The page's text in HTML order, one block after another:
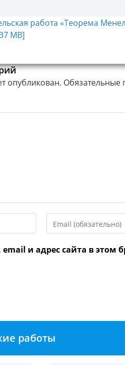
работа «Теорема
MB]
опубликован. Обязательные
свой
адрес,
и адрес сайта в этом
работы